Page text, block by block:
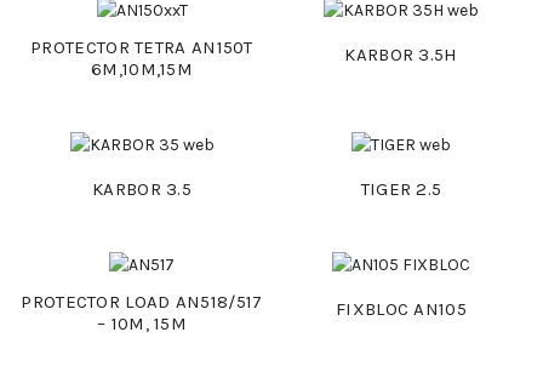
PROTECTOR TETRA AN150T
6M,10M,15M
KARBOR 3.5H
KARBOR 3.5 TIGER 2.5
PROTECTOR LOAD AN518/517
– 10M, 15M
FIXBLOC AN105